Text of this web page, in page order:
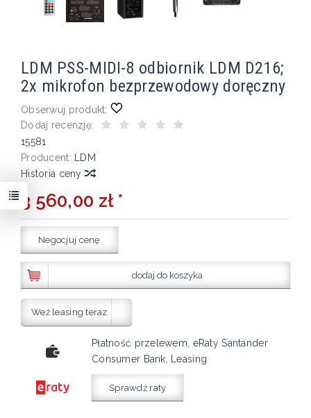
LDM PSS-MIDI-8 odbiornik LDM D216;
2x mikrofon bezprzewodowy doręczny
Obserwuj produkt:
Dodaj recenzję:
15581
Producent: LDM
Historia ceny
3 560,00 zł *
Negocjuj cenę
dodaj do koszyka
Weź leasing teraz
Płatność przelewem, eRaty Santander
Consumer Bank, Leasing
Sprawdź raty